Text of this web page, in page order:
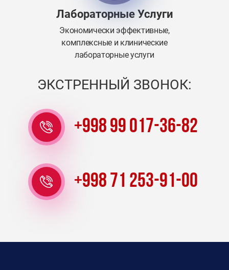
Лабораторные Услуги
Экономически эффективные,
комплексные и клинические
лабораторные услуги
ЭКСТРЕННЫЙ ЗВОНОК:
+998 99 017-36-82
+998 71 253-91-00